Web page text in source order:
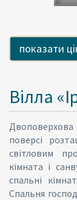
Вілла
поверсі
світловим
кімната і
спальні
Спальня